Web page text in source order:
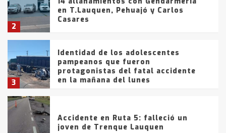
2
en T.Lauquen, Pehuajó y Carlos
Casares
3
Identidad de los adolescentes
pampeanos que fueron
protagonistas del fatal accidente
en la mañana del lunes
Accidente en Ruta 5: falleció un
joven de Trenque Lauquen